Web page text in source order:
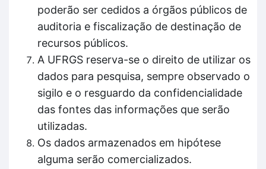
poderão ser cedidos a órgãos públicos de
auditoria e fiscalização de destinação de
recursos públicos.
A UFRGS reserva-se o direito de utilizar os
dados para pesquisa, sempre observado o
sigilo e o resguardo da confidencialidade
das fontes das informações que serão
utilizadas.
Os dados armazenados em hipótese
alguma serão comercializados.